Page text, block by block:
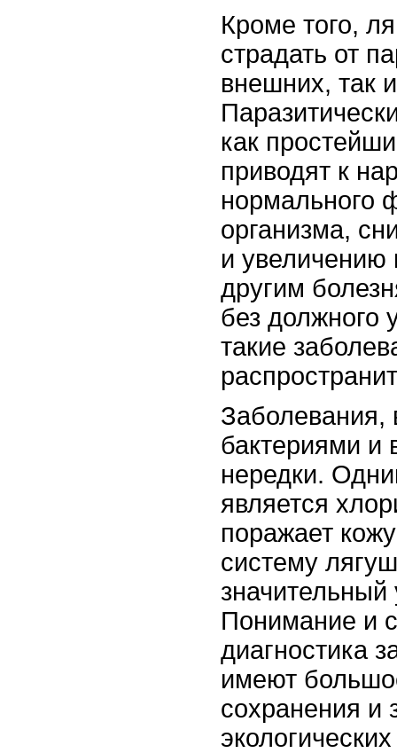
Кроме того,
страдать от
внешних, так
как
приводят к
нормального
организма,
и увеличению
другим
без должного
такие
бактериями и
нередки.
является
поражает
систему
Понимание и
диагностика
имеют
сохранения и